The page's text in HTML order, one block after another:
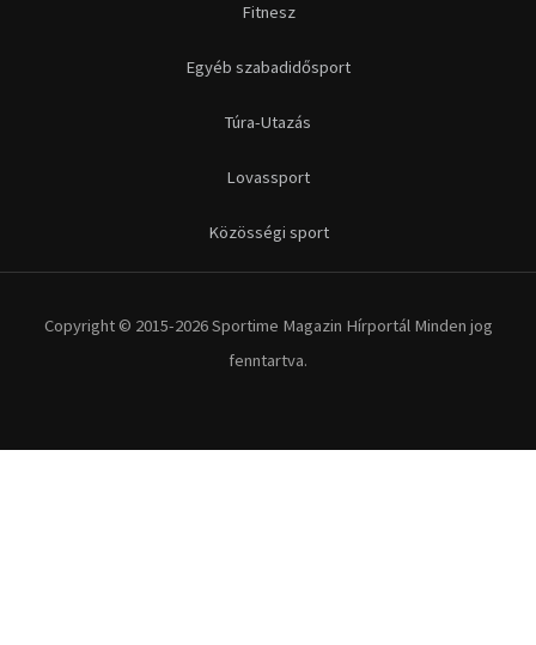
Fitnesz
Egyéb szabadidősport
Túra-Utazás
Lovassport
Közösségi sport
Copyright © 2015-2026 Sportime Magazin Hírportál Minden jog
fenntartva.